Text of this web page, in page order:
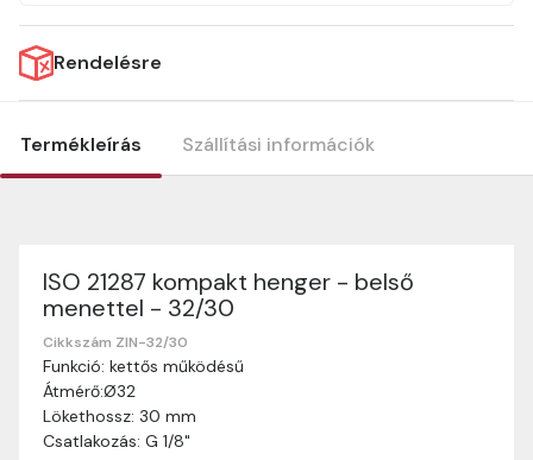
Rendelésre
Termékleírás Szállítási információk
ISO 21287 kompakt henger - belső
menettel - 32/30
Cikkszám ZIN-32/30
Funkció: kettős működésű
Átmérő:Ø32
Lökethossz: 30 mm
Csatlakozás: G 1/8"
Szállítási információk
Nagyon köszönjük, hogy webshopunkat választottátok
vásárlásaitokhoz. Az alábbiakban megtaláljátok szállítási
információinkat, hogy a vásárlásotok gördülékenyen és
zökkenőmentesen történhessen.
Szállítási idő: